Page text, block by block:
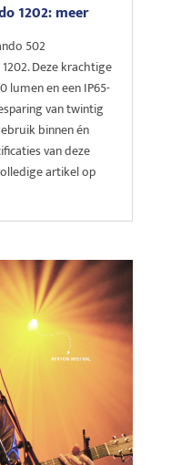
1202: meer
502
Deze krachtige
en een IP65-
van twintig
binnen én
van deze
artikel op